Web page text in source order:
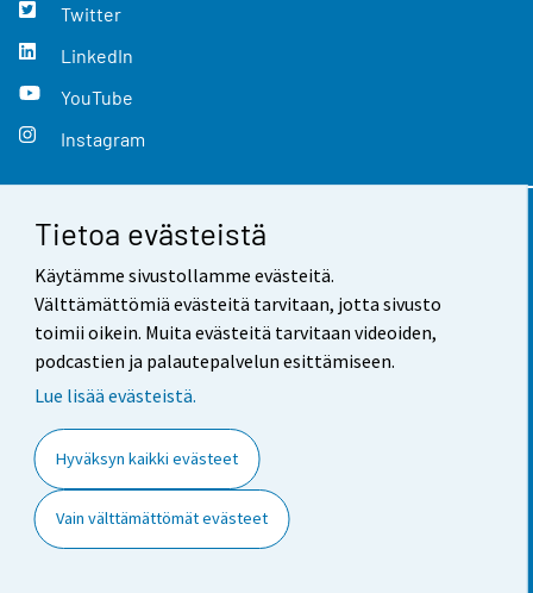
Tietoa evästeistä
Käytämme sivustollamme evästeitä.
Välttämättömiä evästeitä tarvitaan, jotta sivusto
toimii oikein. Muita evästeitä tarvitaan videoiden,
podcastien ja palautepalvelun esittämiseen.
Lue lisää evästeistä.
Hyväksyn kaikki evästeet
Vain välttämättömät evästeet
Twitter
LinkedIn
YouTube
Instagram
Yhteystiedot
Palaute
Käyttöehdot
Saavutettavuus
Tietoa sivustosta
Evästeasetukset